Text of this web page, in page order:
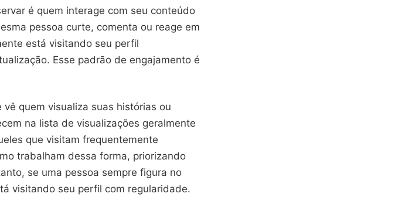
é quem interage com seu conteúdo
pessoa curte, comenta ou reage em
está visitando seu perfil
Esse padrão de engajamento é
quem visualiza suas histórias ou
na lista de visualizações geralmente
que visitam frequentemente
trabalham dessa forma, priorizando
se uma pessoa sempre figura no
visitando seu perfil com regularidade.